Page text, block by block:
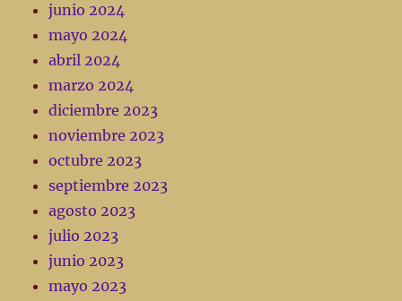
junio 2024
mayo 2024
abril 2024
marzo 2024
diciembre 2023
noviembre 2023
octubre 2023
septiembre 2023
agosto 2023
julio 2023
junio 2023
mayo 2023